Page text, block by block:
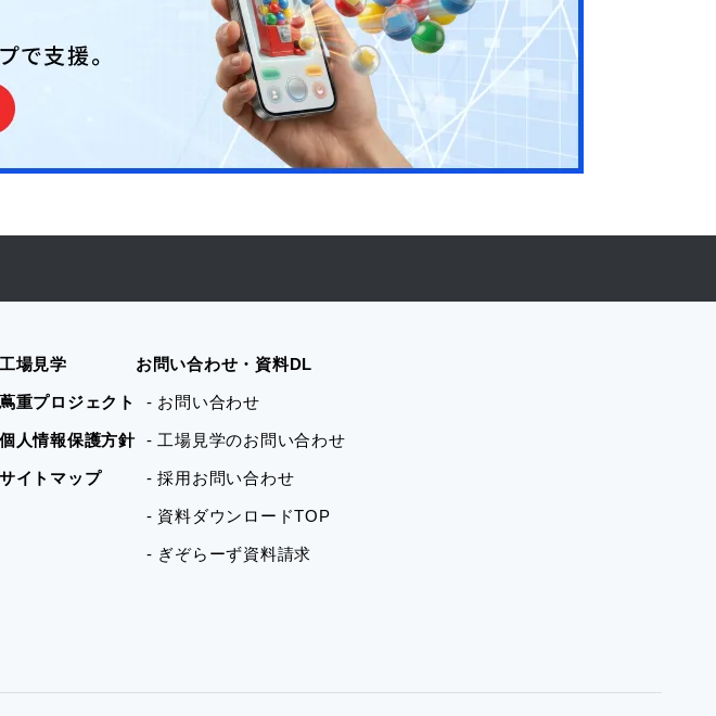
工場見学
蔦重プロジェクト
個人情報保護方針
サイトマップ
お問い合わせ・資料DL
- お問い合わせ
- 工場見学のお問い合わせ
- 採用お問い合わせ
- 資料ダウンロードTOP
- ぎぞらーず資料請求